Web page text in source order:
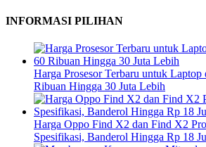
INFORMASI PILIHAN
Harga Prosesor Terbaru untuk
Ribuan Hingga 30 Juta Lebih
Harga Oppo Find X2 dan Find X2
Spesifikasi, Banderol Hingga Rp 18